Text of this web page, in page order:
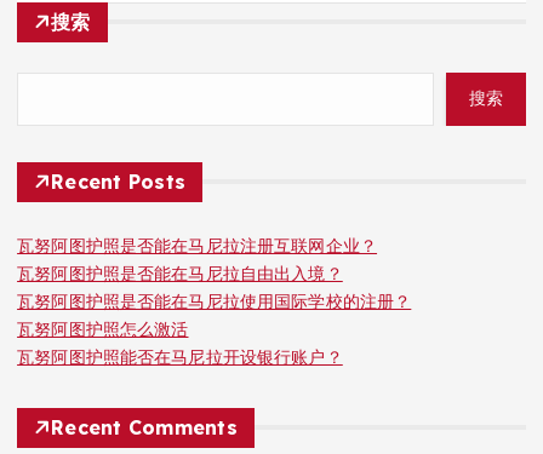
搜索
搜索
Recent Posts
瓦努阿图护照是否能在马尼拉注册互联网企业？
瓦努阿图护照是否能在马尼拉自由出入境？
瓦努阿图护照是否能在马尼拉使用国际学校的注册？
瓦努阿图护照怎么激活
瓦努阿图护照能否在马尼拉开设银行账户？
Recent Comments